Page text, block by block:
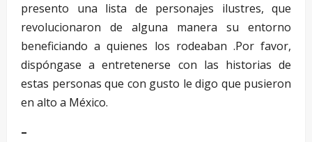
presento una lista de personajes ilustres, que
revolucionaron de alguna manera su entorno
beneficiando a quienes los rodeaban .Por favor,
dispóngase a entretenerse con las historias de
estas personas que con gusto le digo que pusieron
en alto a México.
–